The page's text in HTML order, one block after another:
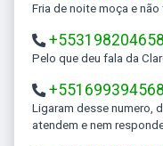
Fria de noite moça e
Pelo que deu fala da
Ligaram desse numero, dizendo ser sobre trabalho, porem não
atendem e nem